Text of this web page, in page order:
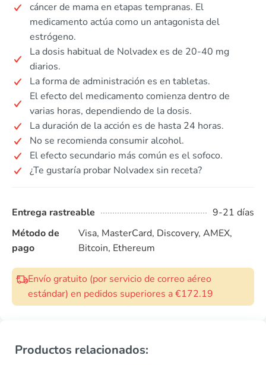
cáncer de mama en etapas tempranas. El
medicamento actúa como un antagonista del
estrógeno.
La dosis habitual de Nolvadex es de 20-40 mg
diarios.
La forma de administración es en tabletas.
El efecto del medicamento comienza dentro de
varias horas, dependiendo de la dosis.
La duración de la acción es de hasta 24 horas.
No se recomienda consumir alcohol.
El efecto secundario más común es el sofoco.
¿Te gustaría probar Nolvadex sin receta?
Entrega rastreable
9-21 días
Método de
pago
Visa, MasterCard, Discovery, AMEX,
Bitcoin, Ethereum
Envío gratuito (por servicio de correo aéreo
estándar) en pedidos superiores a €172.19
Productos relacionados: